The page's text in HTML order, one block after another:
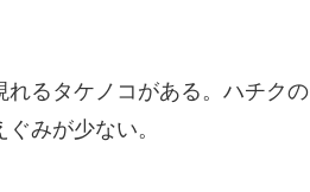
るタケノコがある。ハチクの
みが少ない。